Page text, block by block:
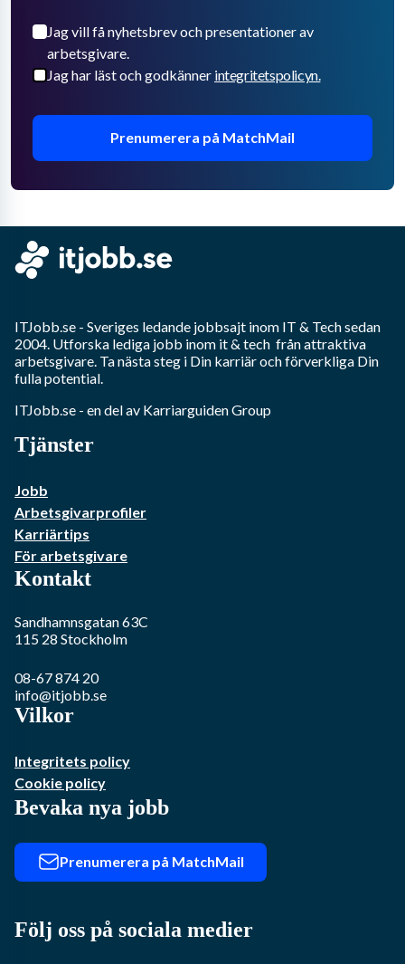
Jag vill få nyhetsbrev och presentationer av
arbetsgivare.
Jag har läst och godkänner integritetspolicyn.
Prenumerera på MatchMail
ITJobb.se - Sveriges ledande jobbsajt inom IT & Techsedan
2004. Utforska lediga jobb inom it & tech från attraktiva
arbetsgivare. Ta nästa steg i Din karriär och förverkliga Din
fulla potential.
ITJobb.se - en del av Karriarguiden Group
Tjänster
Jobb
Arbetsgivarprofiler
Karriärtips
För arbetsgivare
Kontakt
Sandhamnsgatan 63C
115 28 Stockholm
08-67 874 20
info@itjobb.se
Vilkor
Integritets policy
Cookie policy
Bevaka nya jobb
Prenumerera på MatchMail
Följ oss på sociala medier